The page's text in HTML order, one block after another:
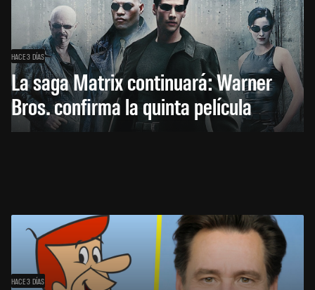
HACE 3 DÍAS
La saga Matrix continuará: Warner
Bros. confirma la quinta película
HACE 3 DÍAS